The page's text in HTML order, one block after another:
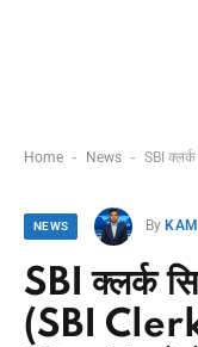
Home - News - SBI क्लर्क
NEWS By
SBI क्लर्क
(SBI